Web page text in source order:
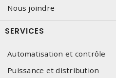
Nous joindre
SERVICES
Automatisation et contrôle
Puissance et distribution